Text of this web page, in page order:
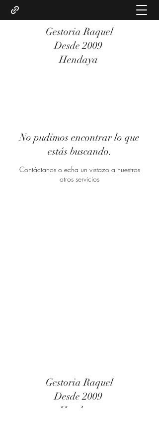
Gestoria Raquel
Desde 2009
Hendaya
No pudimos encontrar lo que
estás buscando.
Contáctanos o echa un vistazo a nuestros
otros servicios
Gestoria Raquel
Desde 2009
Hendaya